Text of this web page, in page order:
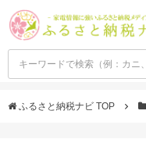
ふるさと納税ナビ TOP